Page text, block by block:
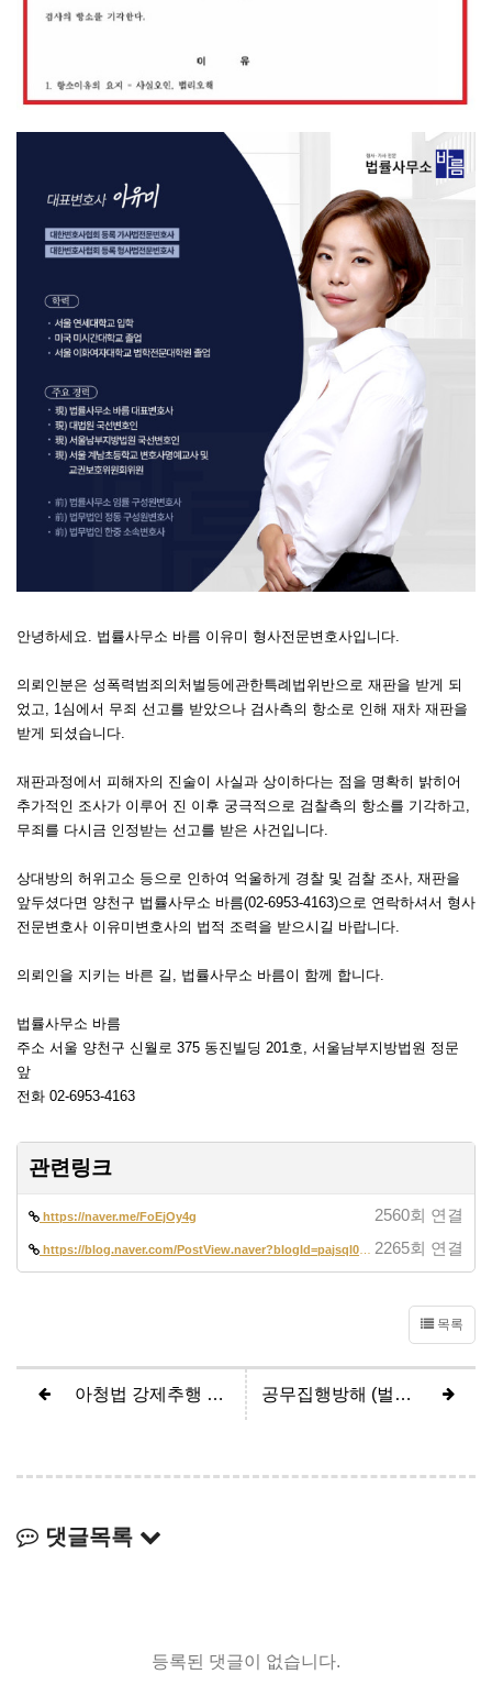
안녕하세요. 법률사무소 바름 이유미 형사전문변호사입니다.
의뢰인분은 성폭력범죄의처벌등에관한특례법위반으로 재판을 받게 되
었고, 1심에서 무죄 선고를 받았으나 검사측의 항소로 인해 재차 재판을
받게 되셨습니다.
재판과정에서 피해자의 진술이 사실과 상이하다는 점을 명확히 밝히어
추가적인 조사가 이루어 진 이후 궁극적으로 검찰측의 항소를 기각하고,
무죄를 다시금 인정받는 선고를 받은 사건입니다.
상대방의 허위고소 등으로 인하여 억울하게 경찰 및 검찰 조사, 재판을
앞두셨다면 양천구 법률사무소 바름(02-6953-4163)으로 연락하셔서 형사
전문변호사 이유미변호사의 법적 조력을 받으시길 바랍니다.
의뢰인을 지키는 바른 길, 법률사무소 바름이 함께 합니다.
법률사무소 바름
주소 서울 양천구 신월로 375 동진빌딩 201호, 서울남부지방법원 정문
앞
전화 02-6953-4163
관련링크
https://naver.me/FoEjOy4g 2560회 연결
https://blog.naver.com/PostView.naver?blogId=pajsql02&logNo=2237285312… 2265회 연결
목록
아청법 강제추행 무죄 사례 | 법률사무소 바름 이유미 형사전문변호사 공무집행방해 (벌금형)
댓글목록
등록된 댓글이 없습니다.